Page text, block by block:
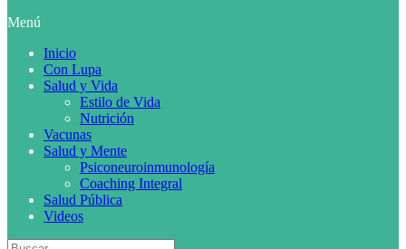
Menú
Inicio
Con Lupa
Salud y Vida
Estilo de Vida
Nutrición
Vacunas
Salud y Mente
Psiconeuroinmunología
Coaching Integral
Salud Pública
Videos